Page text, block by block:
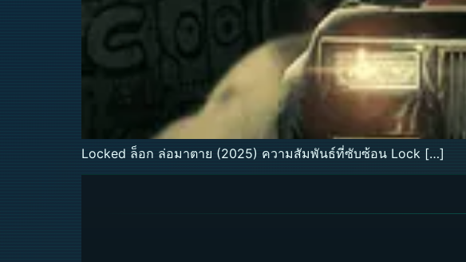
Locked ล็อก ล่อมาตาย (2025) ความสัมพันธ์ที่ซับซ้อน Lock […]